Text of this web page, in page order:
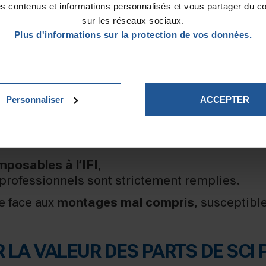
contenus et informations personnalisés et vous partager du
sur les réseaux sociaux.
Plus d'informations sur la protection de vos données.
Personnaliser ACCEPTER
SORTIE DE L’IMPÔT ?
impôt sur les sociétés (IS)
est parfois perçu
, y compris indirecte,
(IR ou IS)n’est pas déterminantpour
à l’IFI,
sont strictement remplies.
face aux montages mal compris,
VALEUR DES PARTS DE SCI